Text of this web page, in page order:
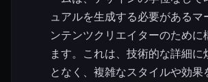
ュアルを生成する必要があるマ
ンテンツクリエイターのために
ます。これは、技術的な詳細に
となく、複雑なスタイルや効果